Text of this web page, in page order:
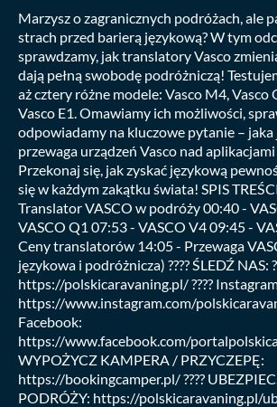
Marzysz o zagranicznych podróżach, ale
strach przed barierą językową? W tym
sprawdzamy, jak translatory Vasco
dają pełną swobodę podróżniczą!
aż cztery różne modele: Vasco M4, Vasco
Vasco E1. Omawiamy ich możliwości,
odpowiadamy na kluczowe pytanie –
przewaga urządzeń Vasco nad
Przekonaj się, jak zyskać językową
się w każdym zakątku świata! SPIS
Translator VASCO w podróży 00:40 -
VASCO Q1 07:53 - VASCO V4 09:45 -
Ceny translatorów 14:05 - Przewaga
językowa i podróżnicza) ???? ŚLEDŹ NAS:
https://polskicaravaning.pl/ ????
https://www.instagram.com/
Facebook:
https://www.facebook.com/
WYPOŻYCZ KAMPERA / PRZYCZEPĘ:
https://bookingcamper.pl/ ????️
PODRÓŻY: https://polskicaravaning.pl/